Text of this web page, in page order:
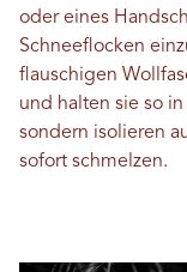
oder eines
Schneeflocken
flauschigen
und halten sie so
sondern isolieren
sofort schmelzen.